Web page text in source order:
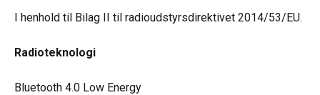
I henhold til Bilag II til radioudstyrsdirektivet 2014/53/EU.
Radioteknologi
Bluetooth 4.0 Low Energy